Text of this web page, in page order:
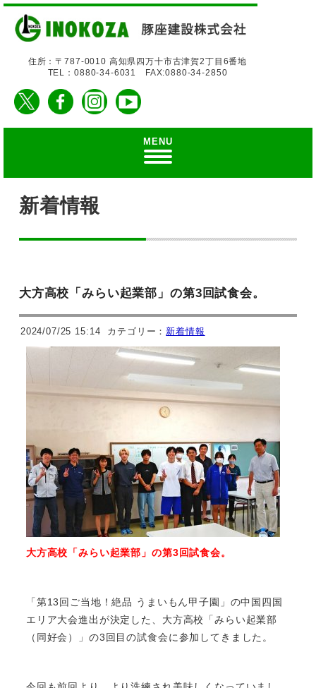
住所：〒787-0010 高知県四万十市古津賀2丁目6番地
TEL：0880-34-6031 FAX:0880-34-2850
MENU
新着情報
大方高校「みらい起業部」の第3回試食会。
2024/07/25 15:14 カテゴリー： 新着情報
大方高校「みらい起業部」の第3回試食会。
「第13回ご当地！絶品 うまいもん甲子園」の中国四国
エリア大会進出が決定した、大方高校「みらい起業部
（同好会）」の3回目の試食会に参加してきました。